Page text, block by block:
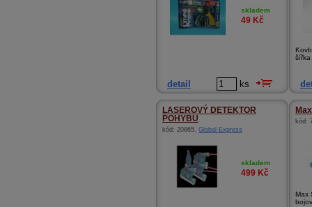
skladem
49 Kč
detail ks
šířka
LASEROVÝ DETEKTOR
POHYBU
kód: 20865, Global Express
skladem
499 Kč
kód:
Max